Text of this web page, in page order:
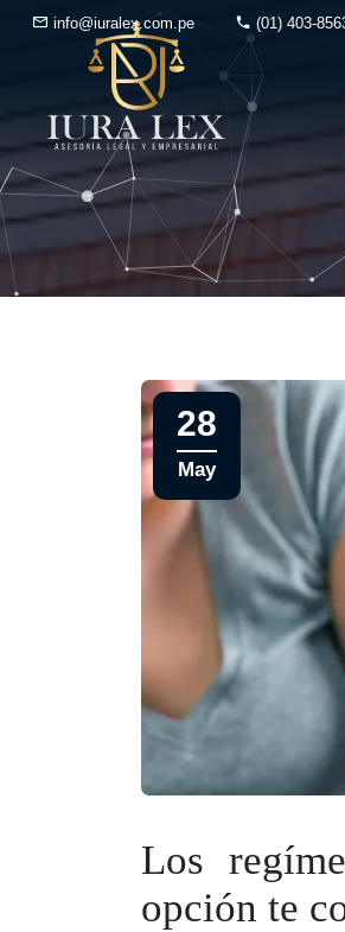
info@iuralex.com.pe (01) 403-
28
May
Los
opción te